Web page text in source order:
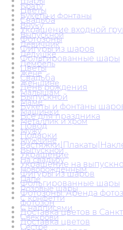
Брату
Букеты и фонтаны
Внуку
Выпускной
Девичник
Дедушке
Дембель
Жене
Женщине
Малышам
Маме
Машинки
Металлик и хром
Мужу
Мужчине
Выпускной
На свадьбу
Новорожденным
Папе
Розовые шары
С конфетти
С надписями
Свекрови
Сестре
Цветы
Свадьба
Украшение входной
Фотозоны
Фигуры из шаров
Фольгированные шары
Цветы
Свадьба
День рождения
Выпускной
Букеты и фонтаны
Всё для праздника
Повод
Подарки
Украшение
Украшение на
Фигуры из шаров
Фольгированные шары
Фотозоны. Аренда
фотозон
Доставка цветов в
Доставка цветов